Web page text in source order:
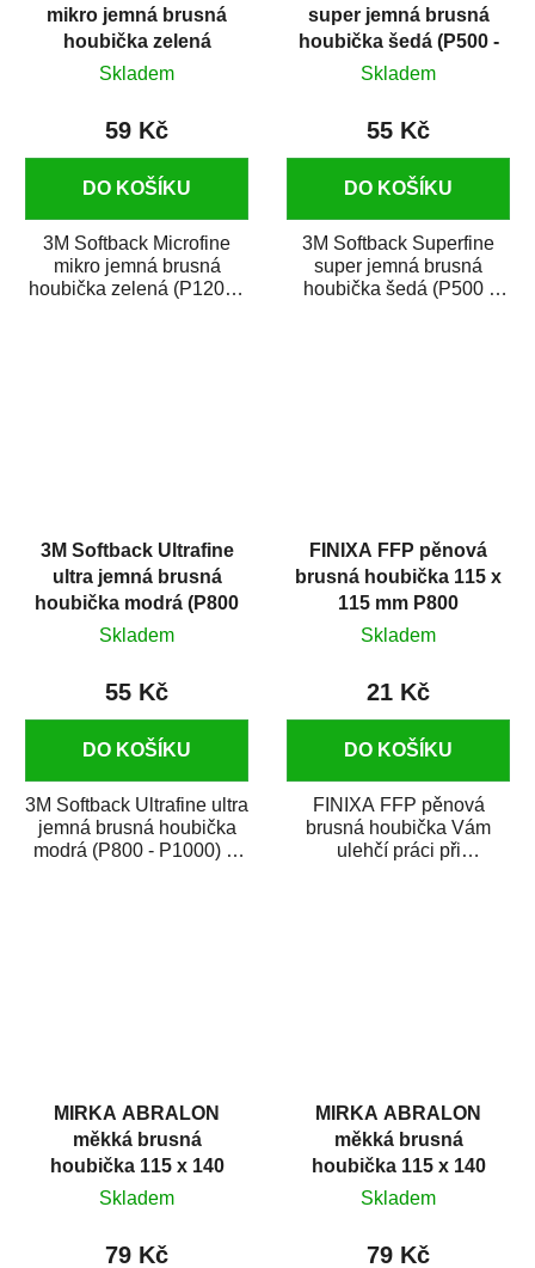
mikro jemná brusná
houbička zelená
(P1200 - P1500)
Skladem
59 Kč
DO KOŠÍKU
3M Softback Microfine
mikro jemná brusná
houbička zelená (P1200 -
super jemná brusná
houbička šedá (P500 -
P600)
Skladem
55 Kč
DO KOŠÍKU
3M Softback Superfine
super jemná brusná
houbička šedá (P500 -
3M Softback Ultrafine
ultra jemná brusná
houbička modrá (P800
- P1000)
Skladem
55 Kč
DO KOŠÍKU
3M Softback Ultrafine ultra
jemná brusná houbička
modrá (P800 - P1000) je
FINIXA FFP pěnová
brusná houbička 115 x
115 mm P800
Skladem
21 Kč
DO KOŠÍKU
FINIXA FFP pěnová
brusná houbička Vám
ulehčí práci při
MIRKA ABRALON
měkká brusná
houbička 115 x 140
mm P1000
Skladem
79 Kč
MIRKA ABRALON
měkká brusná
houbička 115 x 140
mm P2000
Skladem
79 Kč